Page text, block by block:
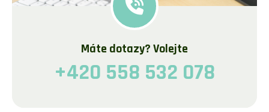
Máte dotazy? Volejte
+420 558 532 078